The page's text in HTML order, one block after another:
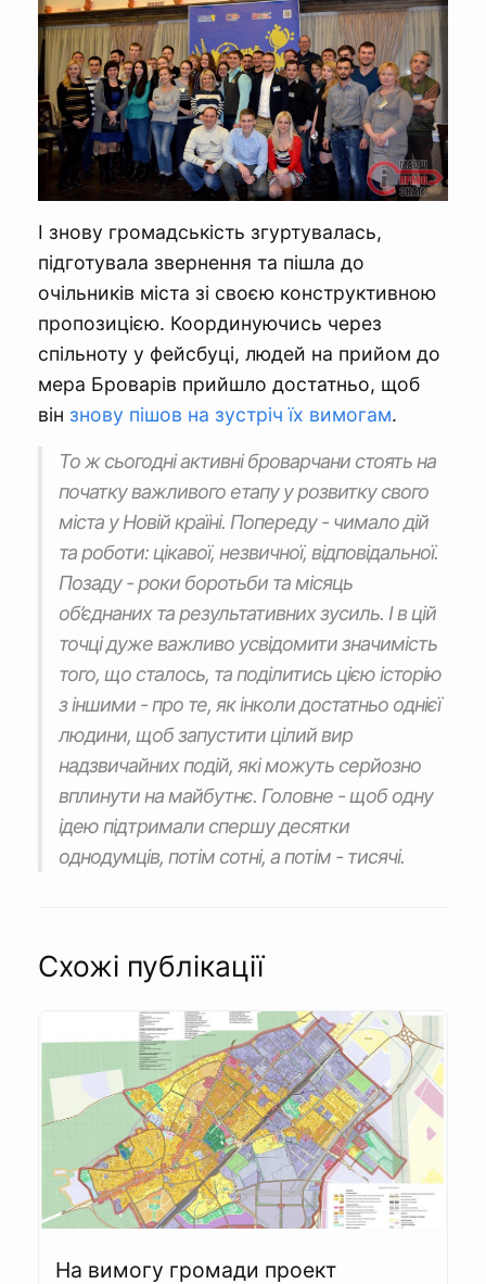
І знову громадськість згуртувалась,
підготувала звернення та пішла до
очільників міста зі своєю конструктивною
пропозицією. Координуючись через
спільноту у фейсбуці, людей на прийом до
мера Броварів прийшло достатньо, щоб
він знову пішов на зустріч їх вимогам.
То ж сьогодні активні броварчани стоять на
початку важливого етапу у розвитку свого
міста у Новій країні. Попереду - чимало дій
та роботи: цікавої, незвичної, відповідальної.
Позаду - роки боротьби та місяць
об’єднаних та результативних зусиль. І в цій
точці дуже важливо усвідомити значимість
того, що сталось, та поділитись цією історію
з іншими - про те, як інколи достатньо однієї
людини, щоб запустити цілий вир
надзвичайних подій, які можуть серйозно
вплинути на майбутнє. Головне - щоб одну
ідею підтримали спершу десятки
однодумців, потім сотні, а потім - тисячі.
Схожі публікації
На вимогу громади проект